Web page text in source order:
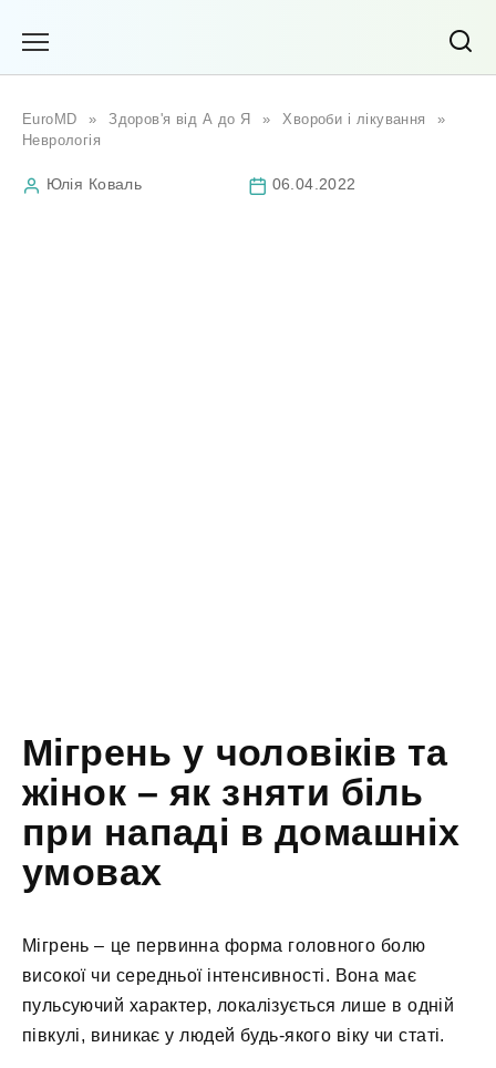
EuroMD » Здоров'я від А до Я » Хвороби і лікування
»
Неврологія
Юлія Коваль 06.04.2022
Мігрень у чоловіків та
жінок – як зняти біль
при нападі в домашніх
умовах
Мігрень – це первинна форма головного болю
високої чи середньої інтенсивності. Вона має
пульсуючий характер, локалізується лише в одній
півкулі, виникає у людей будь-якого віку чи статі.